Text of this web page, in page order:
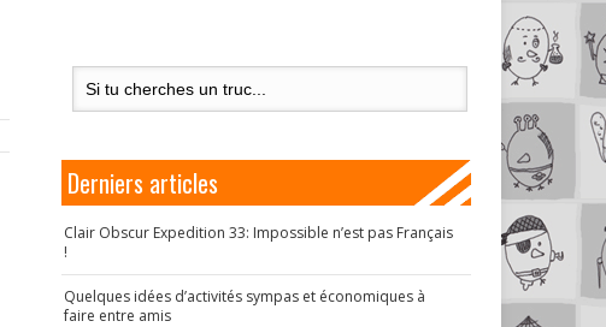
Derniers articles
Clair Obscur Expedition 33: Impossible n’est pas Français
!
Quelques idées d’activités sympas et économiques à
faire entre amis